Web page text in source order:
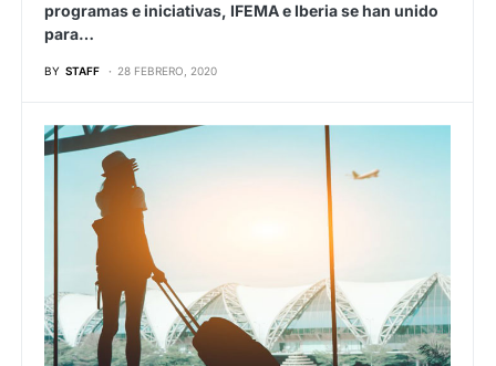
programas e iniciativas, IFEMA e Iberia se han unido
para…
BY STAFF 28 FEBRERO, 2020